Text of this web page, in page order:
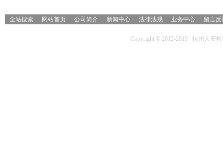
全站搜索 网站首页 公司简介 新闻中心 法律法规 业务中心 留言反
Copyright © 2012-2019 杭州人安